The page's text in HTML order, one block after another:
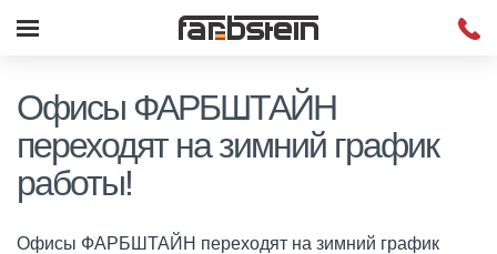
Офисы ФАРБШТАЙН
переходят на зимний график
работы!
Офисы ФАРБШТАЙН переходят на зимний график